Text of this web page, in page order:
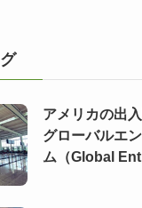
アメリカの出
グローバルエ
ム（Global